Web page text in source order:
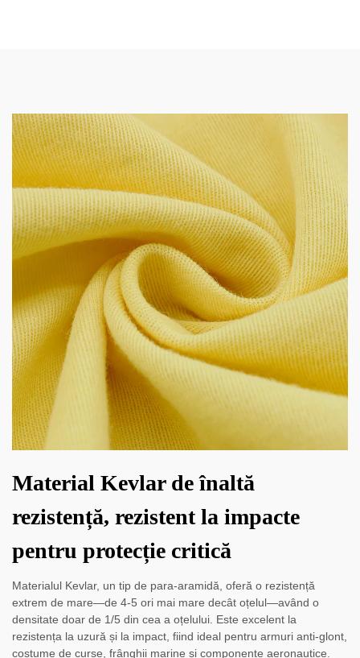
Material Kevlar de înaltă
rezistență, rezistent la impacte
pentru protecție critică
Materialul Kevlar, un tip de para-aramidă, oferă o rezistență
extrem de mare—de 4-5 ori mai mare decât oțelul—având o
densitate doar de 1/5 din cea a oțelului. Este excelent la
rezistența la uzură și la impact, fiind ideal pentru armuri anti-glont,
costume de curse, frânghii marine și componente aeronautice.